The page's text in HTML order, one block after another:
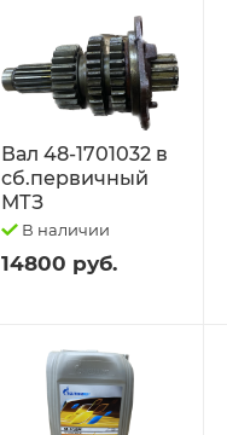
Вал 48-1701032 в
сб.первичный
МТЗ
В наличии
14800 руб.